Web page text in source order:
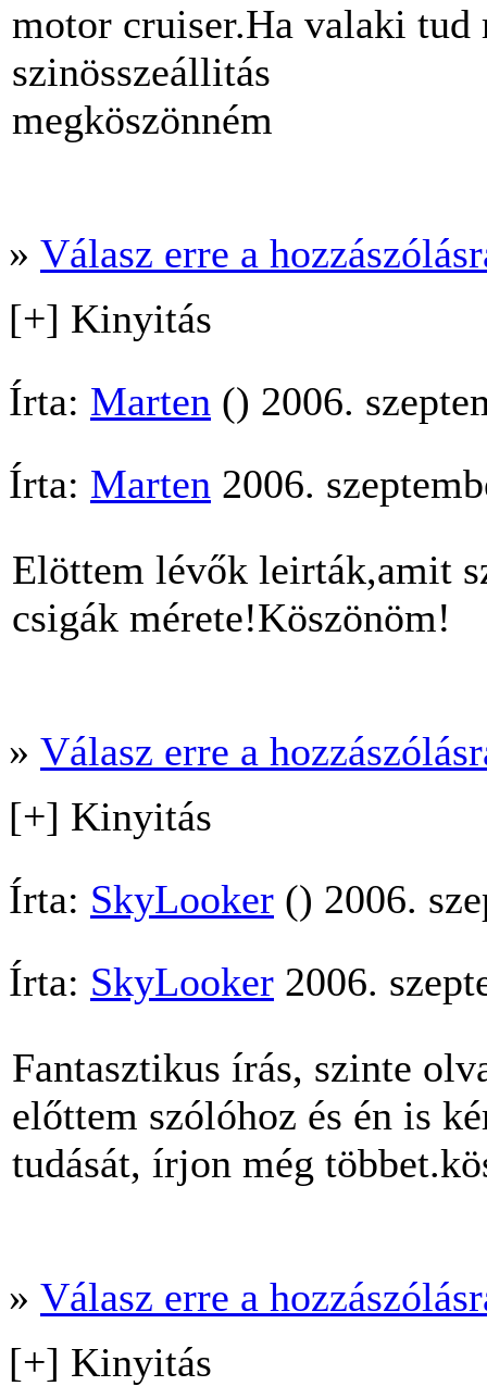
motor cruiser.Ha valaki tud
szinösszeállitás
megköszönném
» Válasz erre a
[+] Kinyitás
Írta: Marten () 2006.
Írta: Marten 2006.
Elöttem lévők leirták,amit
csigák mérete!Köszönöm!
» Válasz erre a
[+] Kinyitás
Írta: SkyLooker () 2006.
Írta: SkyLooker 2006.
Fantasztikus írás, szinte
előttem szólóhoz és én is
tudását, írjon még
» Válasz erre a
[+] Kinyitás